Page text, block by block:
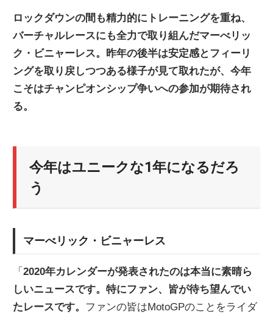
ク
ニ
ー
ロックダウンの間も精力的にトレーニングを重ね、
バーチャルレースにも全力で取り組んだマーべリッ
ク・ビニャーレス。昨年の後半は安定感とフィーリ
ングを取り戻しつつある様子が見て取れたが、今年
こそはチャンピオンシップ争いへの参加が期待され
る。
今年はユニークな1年になるだろ
う
マーべリック・ビニャーレス
「2020年カレンダーが発表されたのは本当に素晴ら
しいニュースです。特にファン、皆が待ち望んでい
たレースです。 ファンの皆はMotoGPのことをライダ